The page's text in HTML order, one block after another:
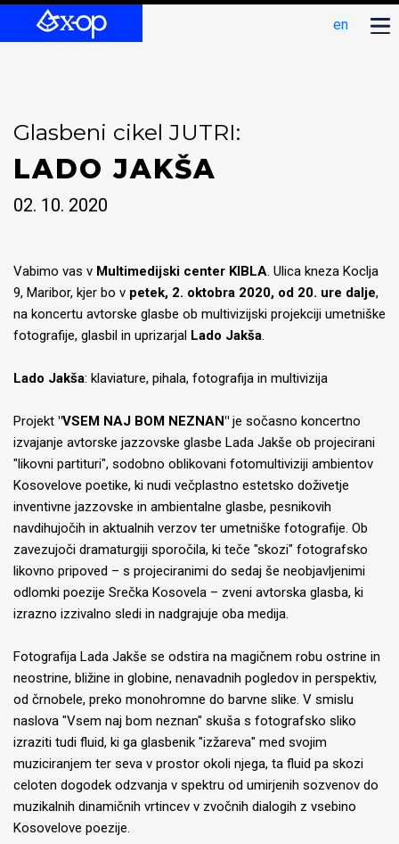
en
Glasbeni cikel JUTRI:
LADO JAKŠA
02. 10. 2020
Vabimo vas v Multimedijski center KIBLA. Ulica kneza Koclja
9, Maribor, kjer bo v petek, 2. oktobra 2020, od 20. ure dalje,
na koncertu avtorske glasbe ob multivizijski projekciji umetniške
fotografije, glasbil in uprizarjal Lado Jakša.
Lado Jakša: klaviature, pihala, fotografija in multivizija
Projekt "VSEM NAJ BOM NEZNAN" je sočasno koncertno
izvajanje avtorske jazzovske glasbe Lada Jakše ob projecirani
"likovni partituri", sodobno oblikovani fotomultiviziji ambientov
Kosovelove poetike, ki nudi večplastno estetsko doživetje
inventivne jazzovske in ambientalne glasbe, pesnikovih
navdihujočih in aktualnih verzov ter umetniške fotografije. Ob
zavezujoči dramaturgiji sporočila, ki teče "skozi" fotografsko
likovno pripoved – s projeciranimi do sedaj še neobjavljenimi
odlomki poezije Srečka Kosovela – zveni avtorska glasba, ki
izrazno izzivalno sledi in nadgrajuje oba medija.
Fotografija Lada Jakše se odstira na magičnem robu ostrine in
neostrine, bližine in globine, nenavadnih pogledov in perspektiv,
od črnobele, preko monohromne do barvne slike. V smislu
naslova "Vsem naj bom neznan" skuša s fotografsko sliko
izraziti tudi fluid, ki ga glasbenik "izžareva" med svojim
muziciranjem ter seva v prostor okoli njega, ta fluid pa skozi
celoten dogodek odzvanja v spektru od umirjenih sozvenov do
muzikalnih dinamičnih vrtincev v zvočnih dialogih z vsebino
Kosovelove poezije.